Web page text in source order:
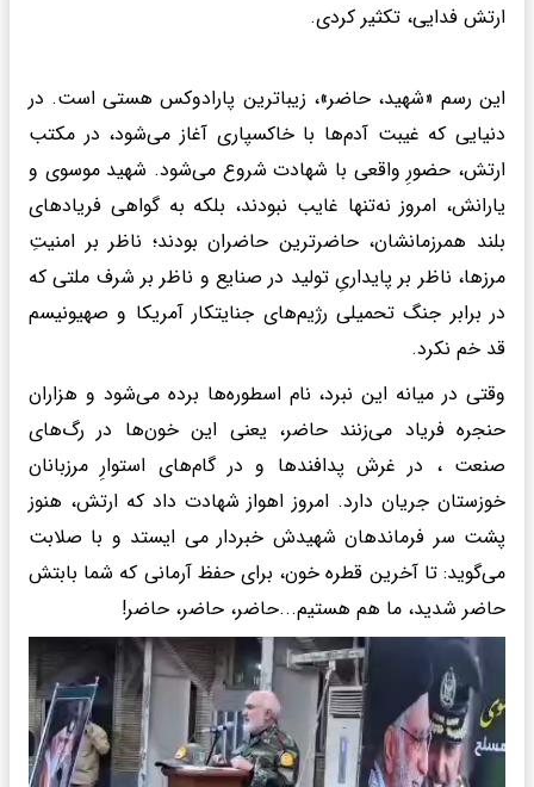
ارتش فدایی، تکثیر کردی.
این رسم «شهید، حاضر»، زیباترین پارادوکس هستی است. در
دنیایی که غیبت آدم‌ها با خاکسپاری آغاز می‌شود، در مکتب
ارتش، حضورِ واقعی با شهادت شروع می‌شود. شهید موسوی و
یارانش، امروز نه‌تنها غایب نبودند، بلکه به گواهی فریادهای
بلند همرزمانشان، حاضرترین حاضران بودند؛ ناظر بر امنیتِ
مرزها، ناظر بر پایداریِ تولید در صنایع و ناظر بر شرف ملتی که
در برابر جنگ تحمیلی رژیم‌های جنایتکار آمریکا و صهیونیسم
قد خم نکرد.‌
وقتی در میانه این نبرد، نام اسطوره‌ها برده می‌شود و هزاران
حنجره فریاد می‌زنند حاضر، یعنی این خون‌ها در رگ‌های
صنعت ، در غرش پدافندها و در گام‌های استوارِ مرزبانان
خوزستان جریان دارد. امروز اهواز شهادت داد که ارتش، هنوز
پشت سر فرماندهان شهیدش خبردار می ایستد و با صلابت
می‌گوید: تا آخرین قطره خون، برای حفظ آرمانی که شما بابتش
حاضر شدید، ما هم هستیم...حاضر، حاضر، حاضر!